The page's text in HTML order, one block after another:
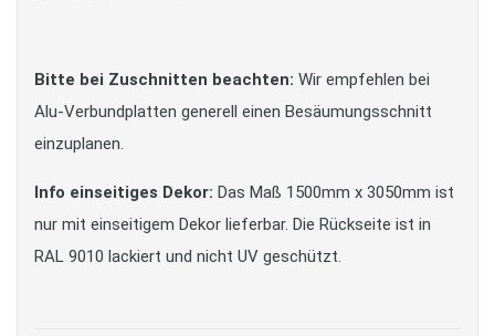
Bitte bei Zuschnitten beachten: Wir empfehlen bei
Alu-Verbundplatten generell einen Besäumungsschnitt
einzuplanen.
Info einseitiges Dekor: Das Maß 1500mm x 3050mm ist
nur mit einseitigem Dekor lieferbar. Die Rückseite ist in
RAL 9010 lackiert und nicht UV geschützt.